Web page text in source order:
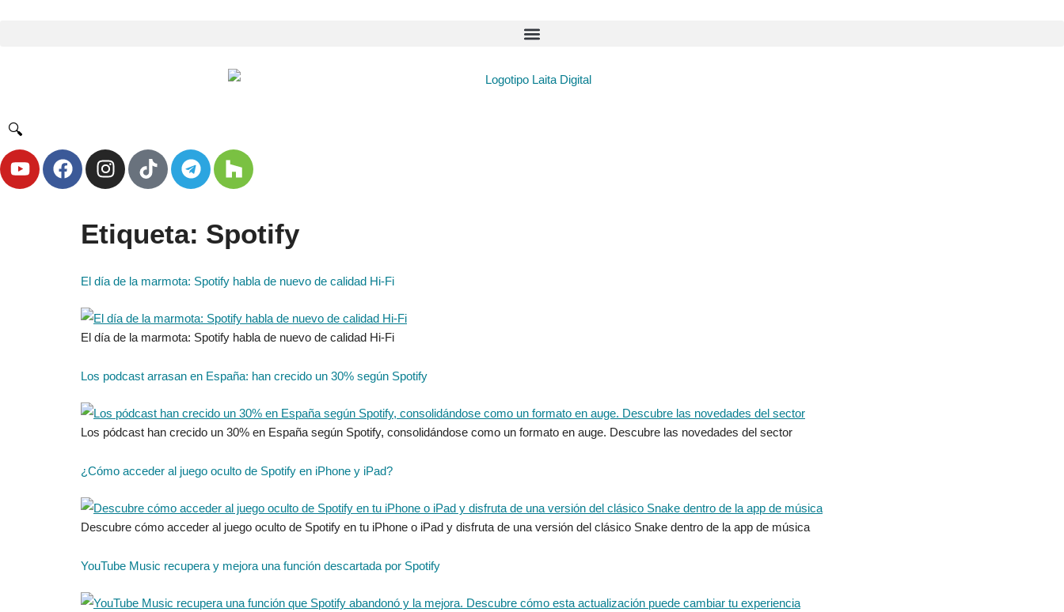
🔍
Etiqueta: Spotify
El día de la marmota: Spotify habla de nuevo de calidad Hi-Fi
El día de la marmota: Spotify habla de nuevo de calidad Hi-Fi
Los podcast arrasan en España: han crecido un 30% según Spotify
Los pódcast han crecido un 30% en España según Spotify, consolidándose como un formato en auge. Descubre las novedades del sector
¿Cómo acceder al juego oculto de Spotify en iPhone y iPad?
Descubre cómo acceder al juego oculto de Spotify en tu iPhone o iPad y disfruta de una versión del clásico Snake dentro de la app de música
YouTube Music recupera y mejora una función descartada por Spotify